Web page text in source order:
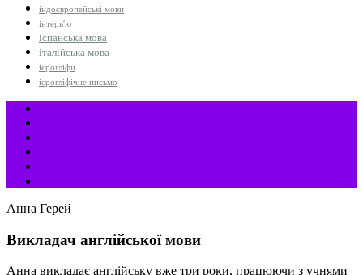
індоєвропейські мови
інтерв'ю
іспанська мова
італійська мова
ієрогліфи
ієрогліфічне письмо
Анна Герей
Викладач англійської мови
Анна викладає англійську вже три роки, працюючи з учнями